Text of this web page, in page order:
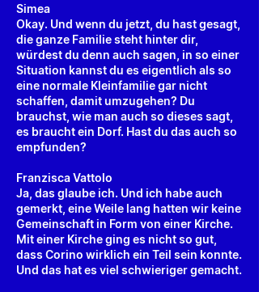
Simea
Okay. Und wenn du jetzt, du hast gesagt,
die ganze Familie steht hinter dir,
würdest du denn auch sagen, in so einer
Situation kannst du es eigentlich als so
eine normale Kleinfamilie gar nicht
schaffen, damit umzugehen? Du
brauchst, wie man auch so dieses sagt,
es braucht ein Dorf. Hast du das auch so
empfunden?
Franzisca Vattolo
Ja, das glaube ich. Und ich habe auch
gemerkt, eine Weile lang hatten wir keine
Gemeinschaft in Form von einer Kirche.
Mit einer Kirche ging es nicht so gut,
dass Corino wirklich ein Teil sein konnte.
Und das hat es viel schwieriger gemacht.